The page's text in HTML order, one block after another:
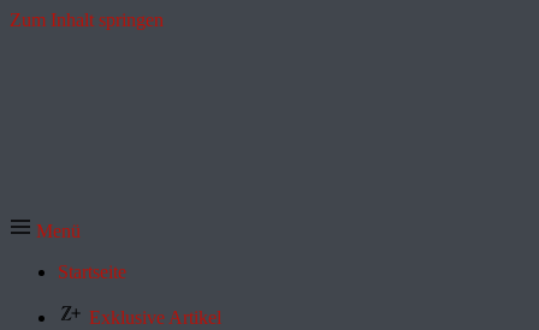
Zum Inhalt springen
Menü
Startseite
Exklusive Artikel